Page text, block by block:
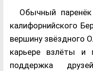
Обычный
калифорнийского
вершину звёздного
карьере взлёты и
поддержка